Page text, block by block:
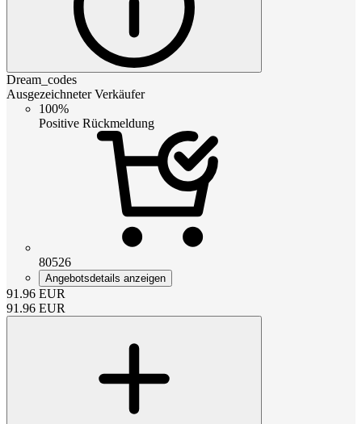
Dream_codes
Ausgezeichneter Verkäufer
100%
Positive Rückmeldung
80526
Angebotsdetails anzeigen
91.96 EUR
91.96 EUR